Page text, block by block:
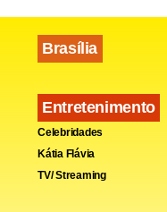
Brasília
Entretenimento
Celebridades
Kátia Flávia
TV/ Streaming